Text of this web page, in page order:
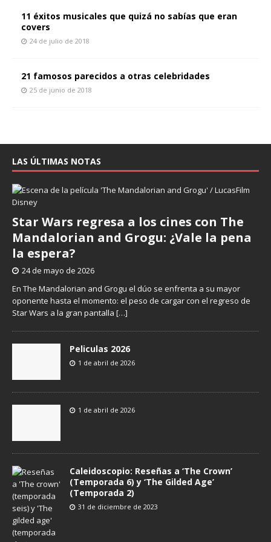
11 éxitos musicales que quizá no sabías que eran
covers
24 de julio de 2018
21 famosos parecidos a otras celebridades
25 de junio de 2018
LAS ÚLTIMAS NOTAS
Star Wars regresa a los cines con The
Mandalorian and Grogu: ¿Vale la pena
la espera?
24 de mayo de 2026
En The Mandalorian and Grogu el dúo se enfrenta a su mayor
oponente hasta el momento: el peso de cargar con el regreso de
Star Wars a la gran pantalla […]
Peliculas 2026
1 de abril de 2026
1 de abril de 2026
Caleidoscopio: Reseñas a ‘The Crown’
(Temporada 6) y ‘The Gilded Age’
(Temporada 2)
31 de diciembre de 2023